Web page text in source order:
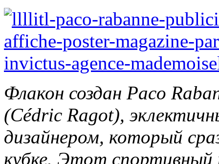
Флакон создан Paco
(Cédric Ragot),
дизайнером, который
кубке. Этот спортивный